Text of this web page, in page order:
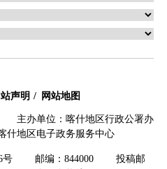
声明 网站地图
主办单位：喀什地区行政公署办
地区电子政务服务中心
46号 邮编：844000 投稿邮